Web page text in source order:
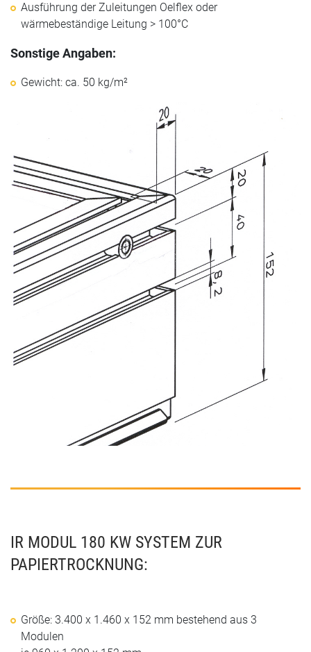
Ausführung der Zuleitungen Oelflex oder
wärmebeständige Leitung > 100°C
Sonstige Angaben:
Gewicht: ca. 50 kg/m²
IR MODUL 180 KW SYSTEM ZUR
PAPIERTROCKNUNG:
Größe: 3.400 x 1.460 x 152 mm bestehend aus 3
Modulen